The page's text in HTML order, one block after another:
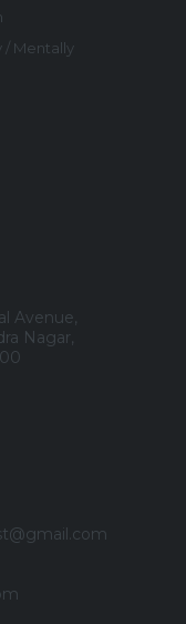
/ Mentally
Avenue,
Nagar,